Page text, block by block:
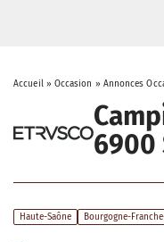
Accueil» Occasion » Annonces
6900
Haute-Saône Bourgogne-